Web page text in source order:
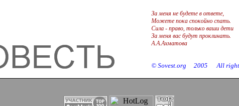
За меня не будете в ответе,
Можете пока спокойно спать.
Сила - право, только ваши дети
За меня вас будут проклинать.
А.А.Ахматова
© Sovest.org 2005 All